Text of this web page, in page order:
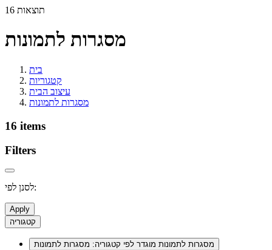
16 תוצאות
מסגרות לתמונות
בית
קטגוריות
עיצוב הבית
מסגרות לתמונות
16 items
Filters
לסנן לפי:
Apply
קטגוריה
מסגרות לתמונות מוגדר לפי קטגוריה: מסגרות לתמונות